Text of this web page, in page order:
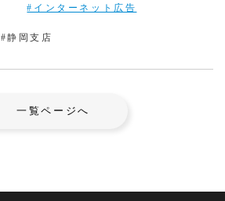
#インターネット広告
#静岡支店
一覧ページへ